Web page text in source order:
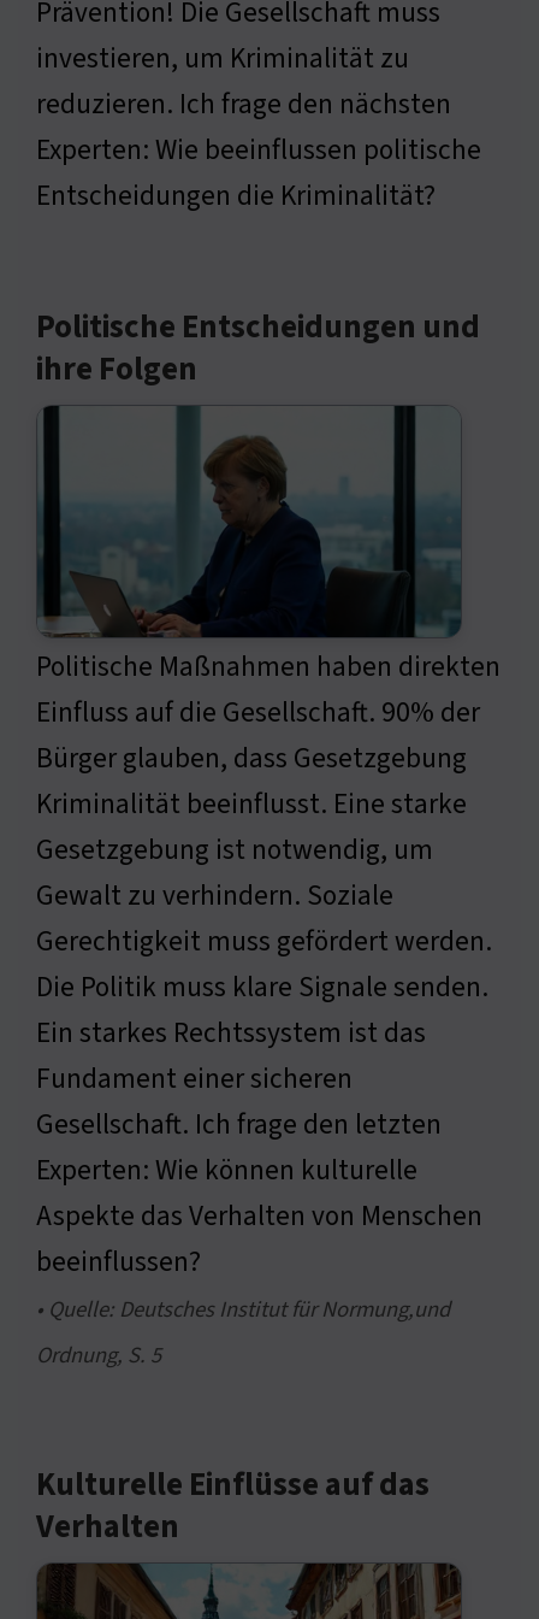
Prävention! Die Gesellschaft muss
investieren, um Kriminalität zu
reduzieren. Ich frage den nächsten
Experten: Wie beeinflussen politische
Entscheidungen die Kriminalität?
Politische Entscheidungen und
ihre Folgen
Politische Maßnahmen haben direkten
Einfluss auf die Gesellschaft. 90% der
Bürger glauben, dass Gesetzgebung
Kriminalität beeinflusst. Eine starke
Gesetzgebung ist notwendig, um
Gewalt zu verhindern. Soziale
Gerechtigkeit muss gefördert werden.
Die Politik muss klare Signale senden.
Ein starkes Rechtssystem ist das
Fundament einer sicheren
Gesellschaft. Ich frage den letzten
Experten: Wie können kulturelle
Aspekte das Verhalten von Menschen
beeinflussen?
• Quelle: Deutsches Institut für Normung,und
Ordnung, S. 5
Kulturelle Einflüsse auf das
Verhalten